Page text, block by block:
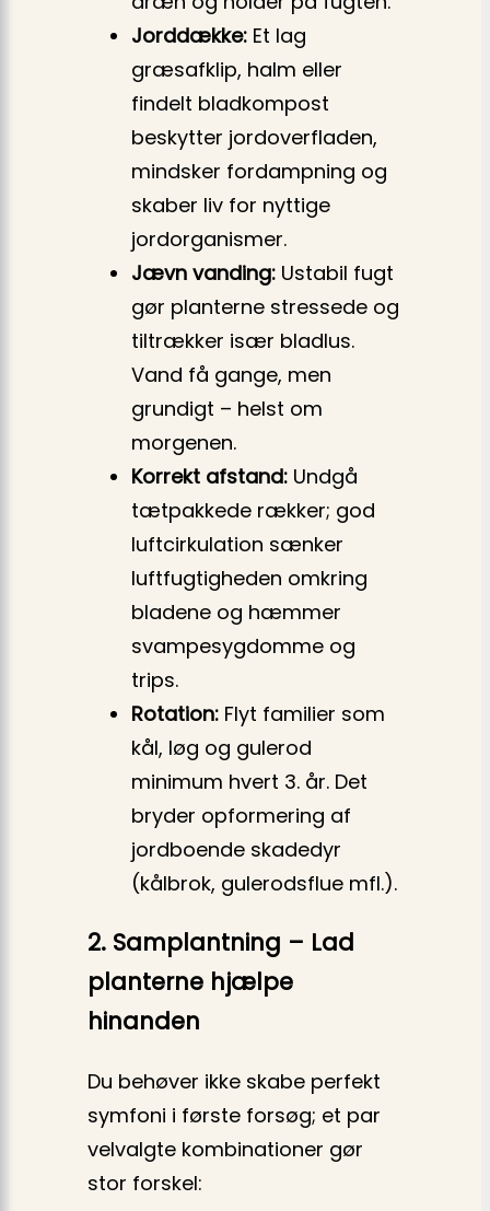
Jorddække: Et lag
græsafklip, halm eller
findelt bladkompost
beskytter jordoverfladen,
mindsker fordampning og
skaber liv for nyttige
jordorganismer.
Jævn vanding: Ustabil fugt
gør planterne stressede og
tiltrækker især bladlus.
Vand få gange, men
grundigt – helst om
morgenen.
Korrekt afstand: Undgå
tætpakkede rækker; god
luftcirkulation sænker
luftfugtigheden omkring
bladene og hæmmer
svampesygdomme og
trips.
Rotation: Flyt familier som
kål, løg og gulerod
minimum hvert 3. år. Det
bryder opformering af
jordboende skadedyr
(kålbrok, gulerodsflue mfl.).
2. Samplantning – Lad
planterne hjælpe
hinanden
Du behøver ikke skabe perfekt
symfoni i første forsøg; et par
velvalgte kombinationer gør
stor forskel: